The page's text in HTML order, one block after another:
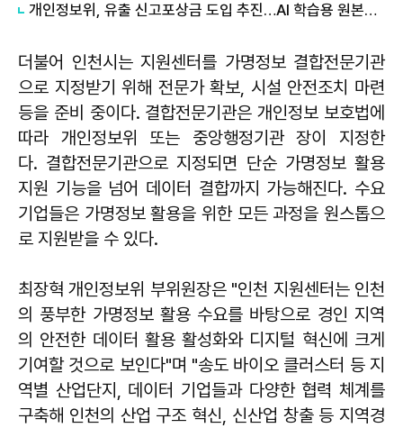
개인정보위, 유출 신고포상금 도입 추진…AI 학습용 원본데이터 활용도 지원
더불어 인천시는 지원센터를 가명정보 결합전문기관
으로 지정받기 위해 전문가 확보, 시설 안전조치 마련
등을 준비 중이다. 결합전문기관은 개인정보 보호법에
따라 개인정보위 또는 중앙행정기관 장이 지정한
다. 결합전문기관으로 지정되면 단순 가명정보 활용
지원 기능을 넘어 데이터 결합까지 가능해진다. 수요
기업들은 가명정보 활용을 위한 모든 과정을 원스톱으
로 지원받을 수 있다.
최장혁 개인정보위 부위원장은 "인천 지원센터는 인천
의 풍부한 가명정보 활용 수요를 바탕으로 경인 지역
의 안전한 데이터 활용 활성화와 디지털 혁신에 크게
기여할 것으로 보인다"며 "송도 바이오 클러스터 등 지
역별 산업단지, 데이터 기업들과 다양한 협력 체계를
구축해 인천의 산업 구조 혁신, 신산업 창출 등 지역경